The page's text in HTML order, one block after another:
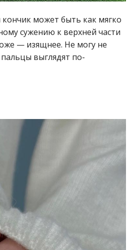
может быть как мягко
сужению к верхней части
— изящнее. Не могу не
выглядят по-